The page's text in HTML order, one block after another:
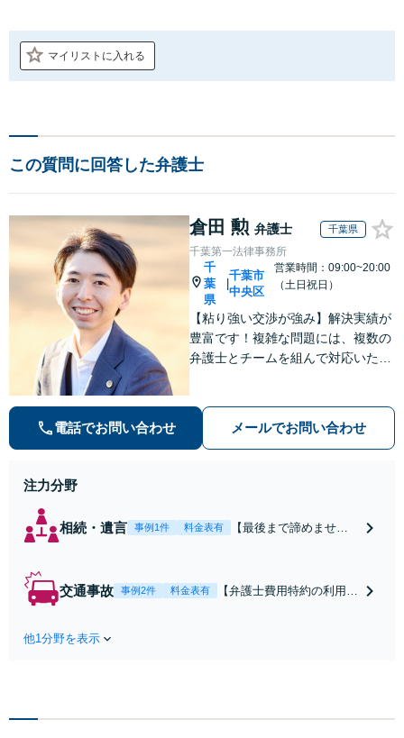
マイリストに入れる
この質問に回答した弁護士
倉田 勲 弁護士 千葉県
千葉第一法律事務所
千
葉
県
千葉市
中央区
営業時間：09:00~20:00
（土日祝日）
【粘り強い交渉が強み】解決実績が
豊富です！複雑な問題には、複数の
弁護士とチームを組んで対応いたし
添い、不安を軽減します。まずはお
気軽にご相談ください。
電話でお問い合わせ メールでお問い合わせ
注力分野
相続・遺言 事例1件 料金表有
【最後まで諦めませ
合意してしまう前にご
交通事故 事例2件 料金表有
【弁護士費用特約の利用＆
は損をしてしまうかもしれ
他1分野を表示